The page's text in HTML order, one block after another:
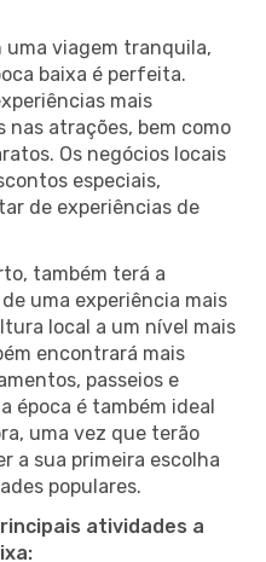
uma viagem tranquila,
baixa é perfeita.
mais
nas atrações, bem como
Os negócios locais
especiais,
de experiências de
também terá a
uma experiência mais
local a um nível mais
encontrará mais
passeios e
época é também ideal
uma vez que terão
a sua primeira escolha
populares.
atividades a